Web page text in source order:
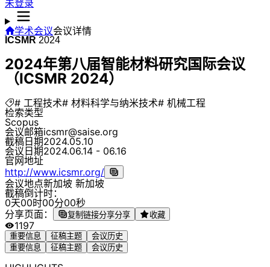
未登录
学术会议会议详情
ICSMR 2024
2024年第八届智能材料研究国际会议
（ICSMR 2024）
# 工程技术# 材料科学与纳米技术# 机械工程
检索类型
Scopus
会议邮箱icsmr@saise.org
截稿日期2024.05.10
会议日期2024.06.14 - 06.16
官网地址
http://www.icsmr.org/
会议地点新加坡 新加坡
截稿倒计时：
0天00时00分00秒
分享页面：
复制链接分享分享 收藏
1197
重要信息 征稿主题
会议历史
重要信息
征稿主题 会议历史